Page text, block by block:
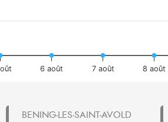
6 août 7 août 8 août
BENING-LES-SAINT-AVOLD